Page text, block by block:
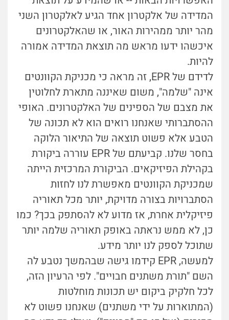
המדידה של אלקטרון אחד הגיע לאלקטרון השני
מהר יותר ממהירות האור, או שהאלקטרונים
איכשהו ידעו מראש מה תוצאת המדידה אמורה
להיות.
לדידם של EPR, זה מראה כי מכניקת הקוונטים
אינה "שלמה", משום שאיננה מתארת לחלוטין
את מצבם של הספינים של האלקטרונים. האופי
ההסתברותי שאנחנו רואים הוא לא תכונה של
הטבע אלא פשוט תוצאה של התיאור הלוקה
בחסר שלנו.
קביעתם של EPR עוררה ביקורת
בקהילת הפיזיקאים. הביקורת המרכזית הייתה
שמכניקת הקוונטים מאפשרת לנו לחזות
הסתברויות בצורה מדויקת, יותר מכל תאוריה
פיזיקלית אחרת, אז מדוע לא להסתפק בכך? כמו
כן, לא ממש נראתה באופק תאוריה שלמה יותר
שתוכל לספק לנו יותר מידע.
למעשה, EPR קידמו גישה שבהמשך נטבע לה
השם "תורת משתנים חבויים". לפי הרעיון הזה,
לכל חלקיק ביקום יש תכונות מוחלטות
(המתוארות על ידי משתנים) שאנחנו פשוט לא